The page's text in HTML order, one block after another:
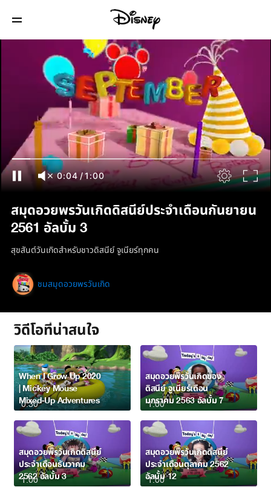
0:05/1:00
สมุดอวยพรวันเกิดดิสนีย์ประจำเดือนกันยายน
2561 อัลบั้ม 3
สุขสันต์วันเกิดสำหรับชาวดิสนีย์ จูเนียร์ทุกคน
ชมสมุดอวยพรวันเกิด
วิดีโอที่น่าสนใจ
0:30
When I Grow Up 2020
| Mickey Mouse
Mixed-Up Adventures
1:00
สมุดอวยพรวันเกิดของ
ดิสนีย์ จูเนียร์เดือน
มกราคม 2563 อัลบั้ม 7
1:00
สมุดอวยพรวันเกิดดิสนีย์
ประจำเดือนธันวาคม
2562 อัลบั้ม 3
1:00
สมุดอวยพรวันเกิดดิสนีย์
ประจำเดือนตุลาคม 2562
อัลบั้ม 12